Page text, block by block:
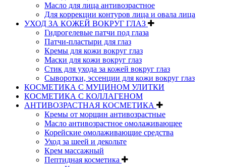
Масло для лица антивозрастное
Для коррекции контуров лица и овала лица
УХОД ЗА КОЖЕЙ ВОКРУГ ГЛАЗ
Гидрогелевые патчи под глаза
Патчи-пластыри для глаз
Кремы для кожи вокруг глаз
Маски для кожи вокруг глаз
Стик для ухода за кожей вокруг глаз
Сыворотки, эссенции для кожи вокруг глаз
КОСМЕТИКА С МУЦИНОМ УЛИТКИ
КОСМЕТИКА С КОЛЛАГЕНОМ
АНТИВОЗРАСТНАЯ КОСМЕТИКА
Кремы от морщин антивозрастные
Масло антивозрастное омолаживающее
Корейские омолаживающие средства
Уход за шеей и декольте
Крем массажный
Пептидная косметика